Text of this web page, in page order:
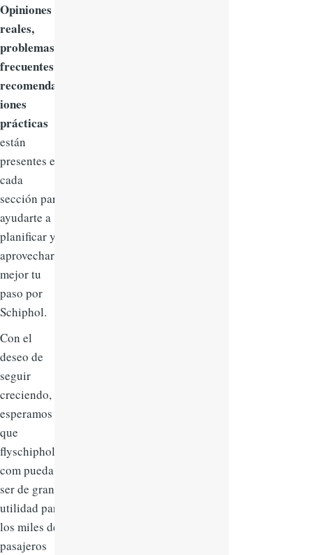
Opiniones
reales,
problemas
frecuentes y
recomendac
iones
prácticas
están
presentes en
cada
sección para
ayudarte a
planificar y
aprovechar
mejor tu
paso por
Schiphol.
Con el
deseo de
seguir
creciendo,
esperamos
que
flyschiphol.
com pueda
ser de gran
utilidad para
los miles de
pasajeros